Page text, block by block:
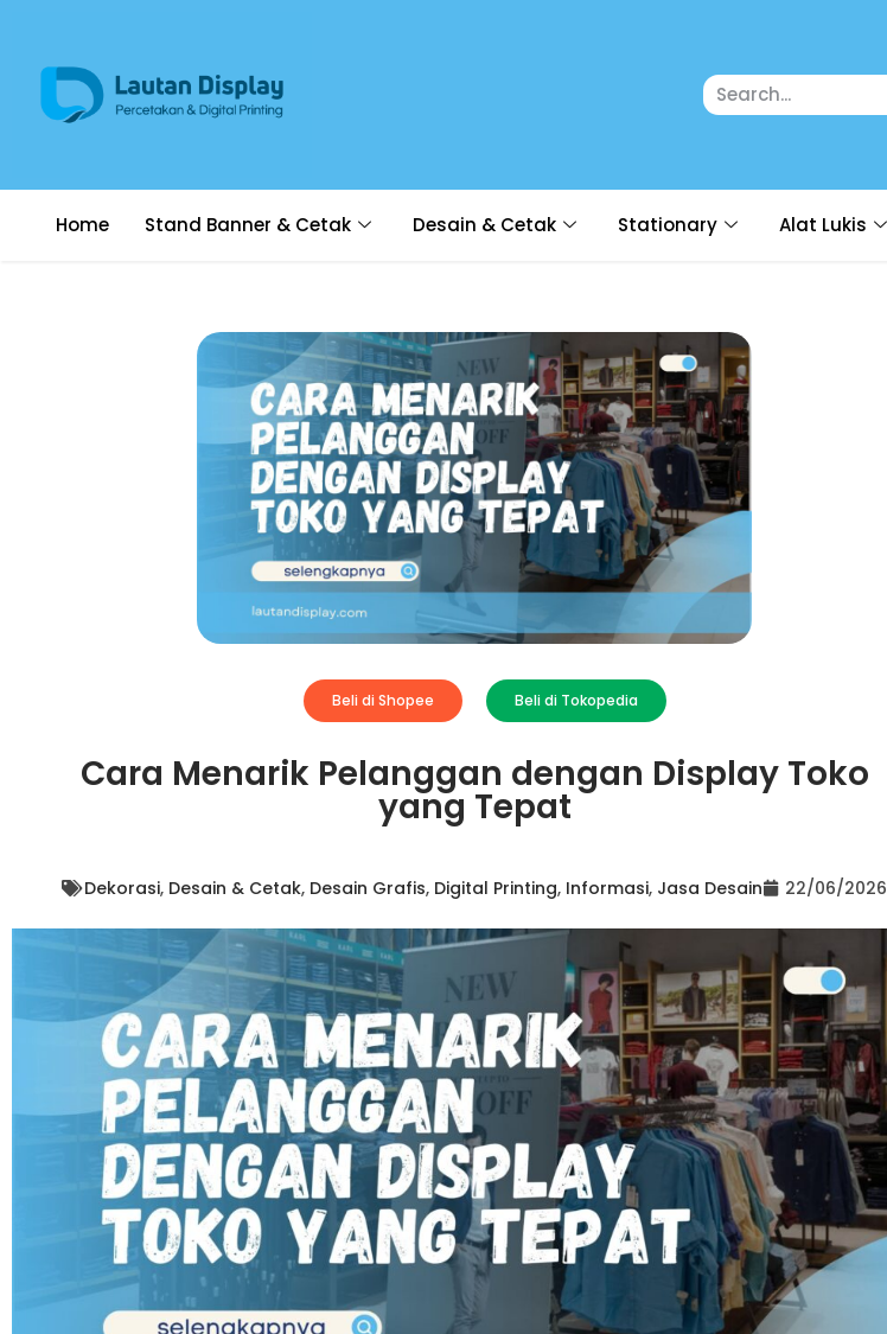
Home Stand Banner & Cetak Desain & Cetak Stationary Alat Lukis
Beli di Shopee Beli di Tokopedia
Cara Menarik Pelanggan dengan Display Toko
yang Tepat
Dekorasi, Desain & Cetak, Desain Grafis, Digital Printing, Informasi, Jasa Desain 22/06/2026